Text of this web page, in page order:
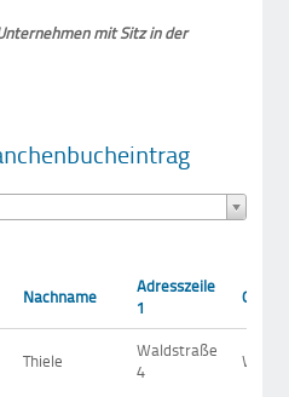
mit Sitz in der
Nachname
Adresszeile
1
Ort
Thiele
Waldstraße
4